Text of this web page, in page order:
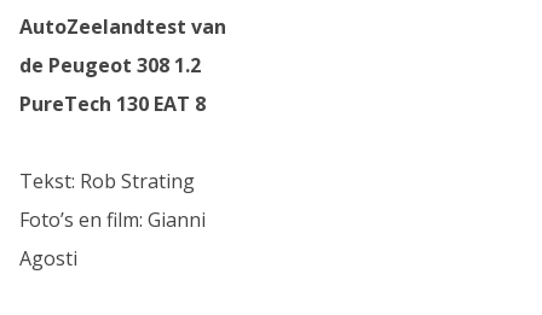
AutoZeelandtest van
de Peugeot 308 1.2
PureTech 130 EAT 8
Tekst: Rob Strating
Foto’s en film: Gianni
Agosti